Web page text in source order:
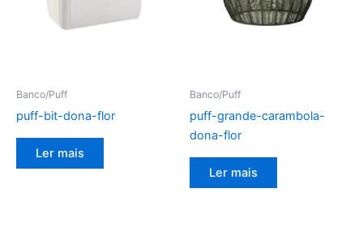
Banco/Puff
puff-bit-dona-flor
Ler mais
Banco/Puff
puff-grande-carambola-
dona-flor
Ler mais